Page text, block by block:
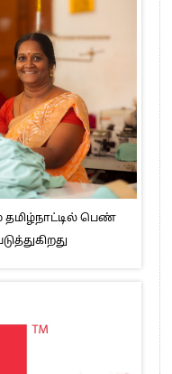
தமிழ்நாட்டில் பெண்